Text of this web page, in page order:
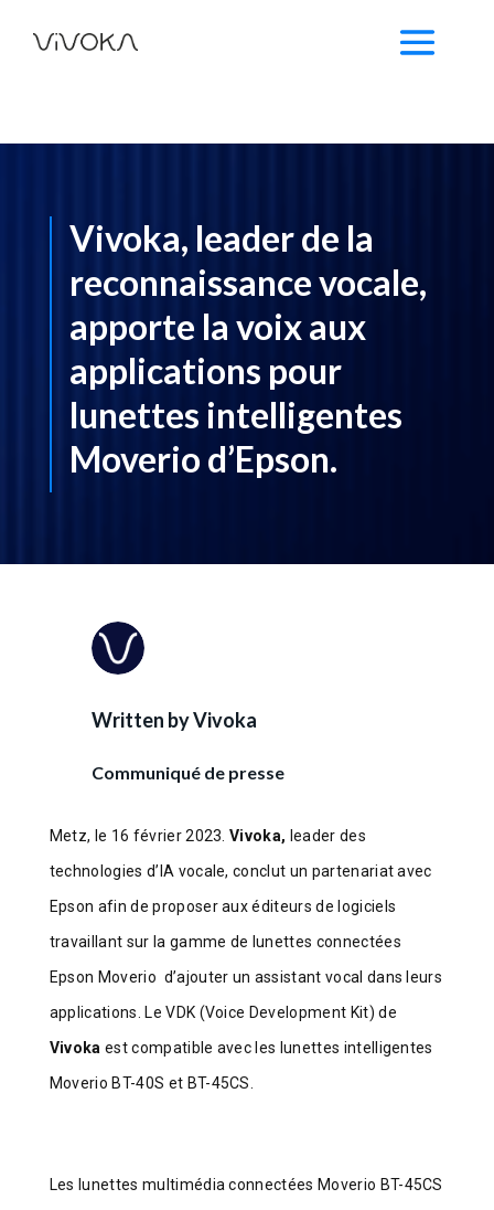
Vivoka, leader de la
reconnaissance vocale,
apporte la voix aux
applications pour
lunettes intelligentes
Moverio d’Epson.
Written byVivoka
Communiqué de presse
Metz, le 16 février 2023.Vivoka, leader des
technologies d’IA vocale, conclut un partenariat avec
Epson afin de proposer aux éditeurs de logiciels
travaillant sur la gamme de lunettes connectées
Epson Moverio d’ajouter un assistant vocal dans leurs
applications. Le VDK (Voice Development Kit) de
Vivoka est compatible avec les lunettes intelligentes
Moverio BT-40S et BT-45CS.
Les lunettes multimédia connectées Moverio BT-45CS